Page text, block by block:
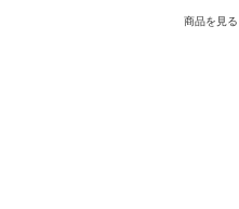
商品を見る